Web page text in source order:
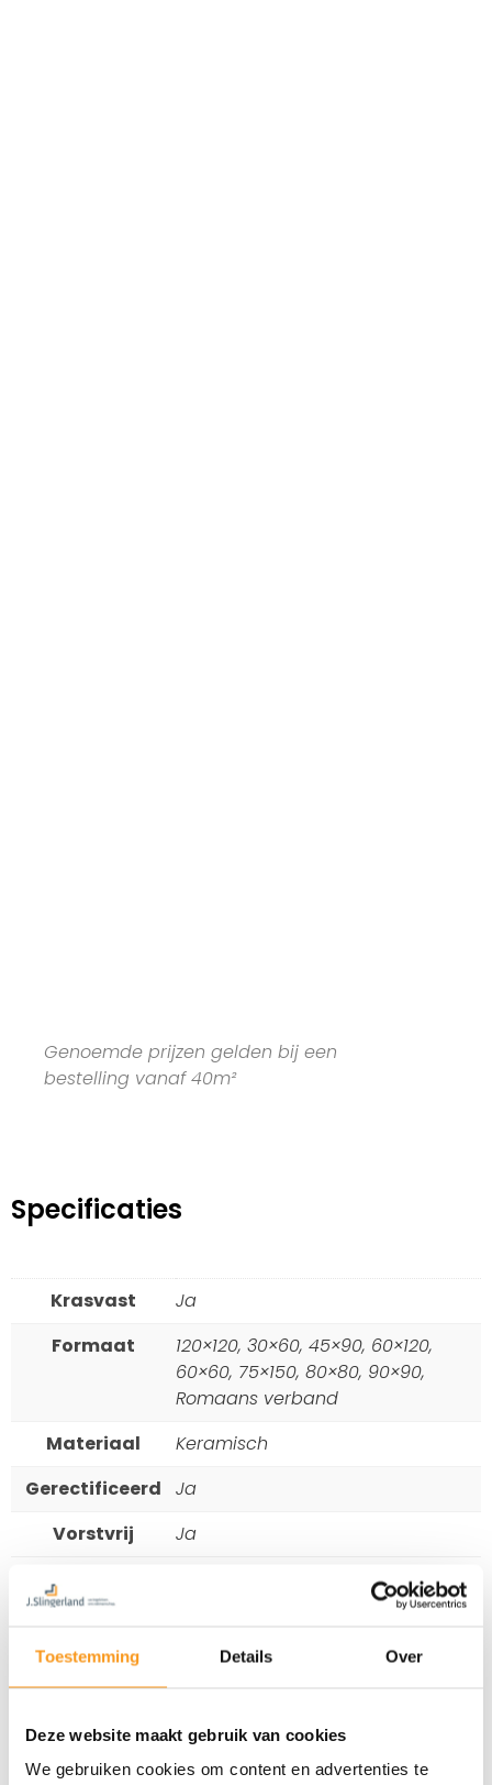
Toestemming Details Over
Deze website maakt gebruik van cookies
We gebruiken cookies om content en advertenties te
Genoemde prijzen gelden bij een
bestelling vanaf 40m²
Specificaties
Krasvast
Ja
Formaat
120×120, 30×60, 45×90, 60×120,
60×60, 75×150, 80×80, 90×90,
Romaans verband
Materiaal
Keramisch
Gerectificeerd
Ja
Vorstvrij
Ja